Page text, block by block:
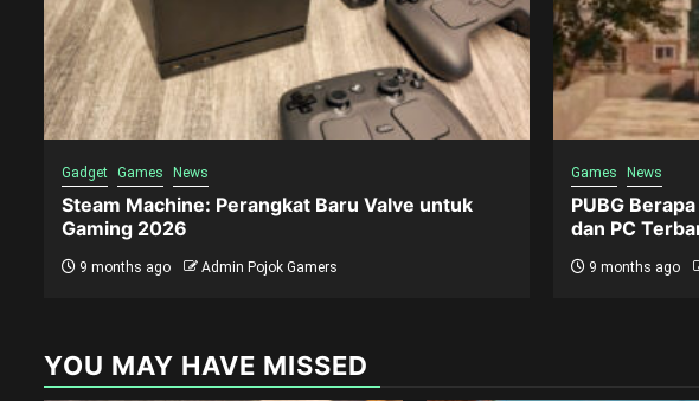
Gadget Games News
Steam Machine: Perangkat Baru Valve untuk
Gaming 2026
9 months ago Admin Pojok Gamers
Games News
PUBG
dan PC
9 months ago
YOU MAY HAVE MISSED